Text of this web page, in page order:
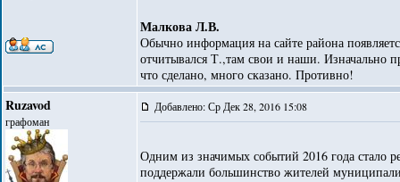
Малкова Л.В.
Обычно информация на сайте района
отчитывался Т.,там свои и наши. Изначально
что сделано, много сказано. Противно!
Ruzavod
графоман
Добавлено: Ср Дек 28, 2016 15:08
Одним из значимых событий 2016 года стало
поддержали большинство жителей